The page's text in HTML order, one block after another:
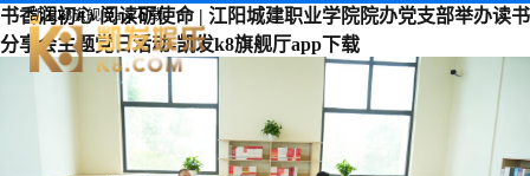
书香润初心 阅读砺使命 | 江阳城建职业学院院办党支部举办读书
分享会主题党日活动-凯发k8旗舰厅app下载
凯发k8旗舰厅app下载